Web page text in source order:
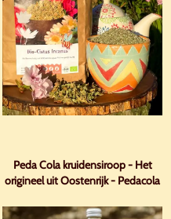
Peda Cola kruidensiroop - Het
origineel uit Oostenrijk - Pedacola